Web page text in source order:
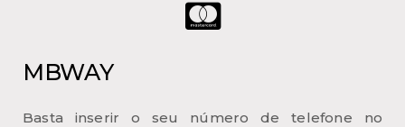
MBWAY
Basta inserir o seu número de telefone no